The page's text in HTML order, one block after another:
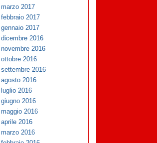
marzo 2017
febbraio 2017
gennaio 2017
dicembre 2016
novembre 2016
ottobre 2016
settembre 2016
agosto 2016
luglio 2016
giugno 2016
maggio 2016
aprile 2016
marzo 2016